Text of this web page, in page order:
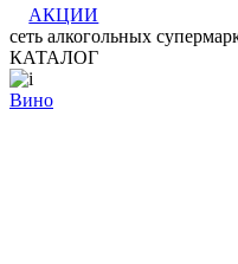
АКЦИИ
сеть алкогольных
КАТАЛОГ
Вино